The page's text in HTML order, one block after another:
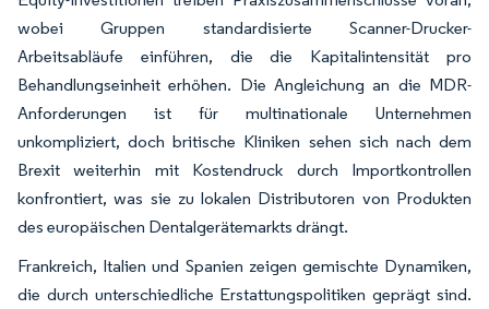
wobei Gruppen standardisierte Scanner-Drucker-
Arbeitsabläufe einführen, die die Kapitalintensität pro
Behandlungseinheit erhöhen. Die Angleichung an die MDR-
Anforderungen ist für multinationale Unternehmen
unkompliziert, doch britische Kliniken sehen sich nach dem
Brexit weiterhin mit Kostendruck durch Importkontrollen
konfrontiert, was sie zu lokalen Distributoren von Produkten
des europäischen Dentalgerätemarkts drängt.
Frankreich, Italien und Spanien zeigen gemischte Dynamiken,
die durch unterschiedliche Erstattungspolitiken geprägt sind.